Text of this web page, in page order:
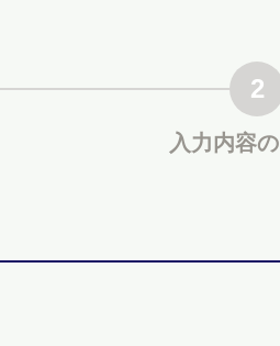
2
入力内容の